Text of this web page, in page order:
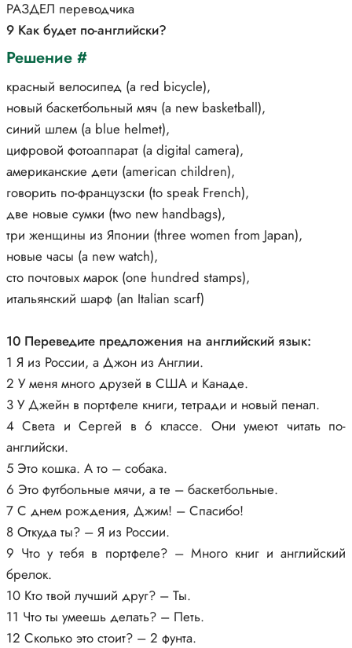
РАЗДЕЛ переводчика
9 Как будет по-английски?
Решение #
красный велосипед (a red bicycle),
новый баскетбольный мяч (a new basketball),
синий шлем (a blue helmet),
цифровой фотоаппарат (a digital camera),
американские дети (american children),
говорить по-французски (to speak French),
две новые сумки (two new handbags),
три женщины из Японии (three women from Japan),
новые часы (a new watch),
сто почтовых марок (one hundred stamps),
итальянский шарф (an Italian scarf)
10 Переведите предложения на английский язык:
1 Я из России, а Джон из Англии.
2 У меня много друзей в США и Канаде.
3 У Джейн в портфеле книги, тетради и новый пенал.
4 Света и Сергей в 6 классе. Они умеют читать по-
английски.
5 Это кошка. А то – собака.
6 Это футбольные мячи, а те – баскетбольные.
7 С днем рождения, Джим! – Спасибо!
8 Откуда ты? – Я из России.
9 Что у тебя в портфеле? – Много книг и английский
брелок.
10 Кто твой лучший друг? – Ты.
11 Что ты умеешь делать? – Петь.
12 Сколько это стоит? – 2 фунта.